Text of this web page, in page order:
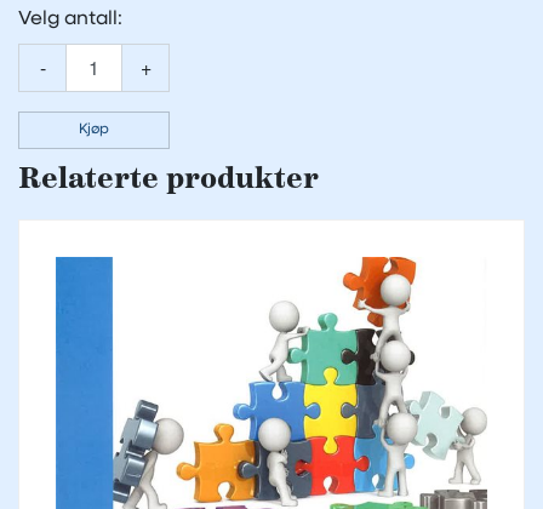
Velg antall:
- +
Kjøp
Relaterte produkter